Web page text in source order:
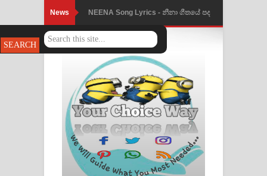
News NEENA Song Lyrics - නීනා ගීතයේ පද
පෙළ
Ahimi Wimai Himi Song Lyrics - අහිමි
විමයි හිමි ගීතයේ පද පෙළ
Mathaka Parana Song Lyrics - මතක
පාරනා ගීතයේ පද පෙළ
Nimnadhen Song Lyrics - නිම්නාදෙන්